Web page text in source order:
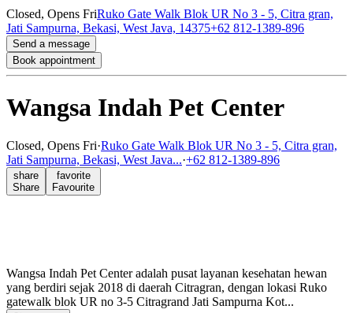
Closed, Opens FriRuko Gate Walk Blok UR No 3 - 5, Citra gran,
Jati Sampurna, Bekasi, West Java, 14375+62 812-1389-896
Send a message
Book appointment
Wangsa Indah Pet Center
Closed, Opens Fri·Ruko Gate Walk Blok UR No 3 - 5, Citra gran,
Jati Sampurna, Bekasi, West Java...·+62 812-1389-896
share
Share
favorite
Favourite
Wangsa Indah Pet Center adalah pusat layanan kesehatan hewan
yang berdiri sejak 2018 di daerah Citragran, dengan lokasi Ruko
gatewalk blok UR no 3-5 Citragrand Jati Sampurna Kot...